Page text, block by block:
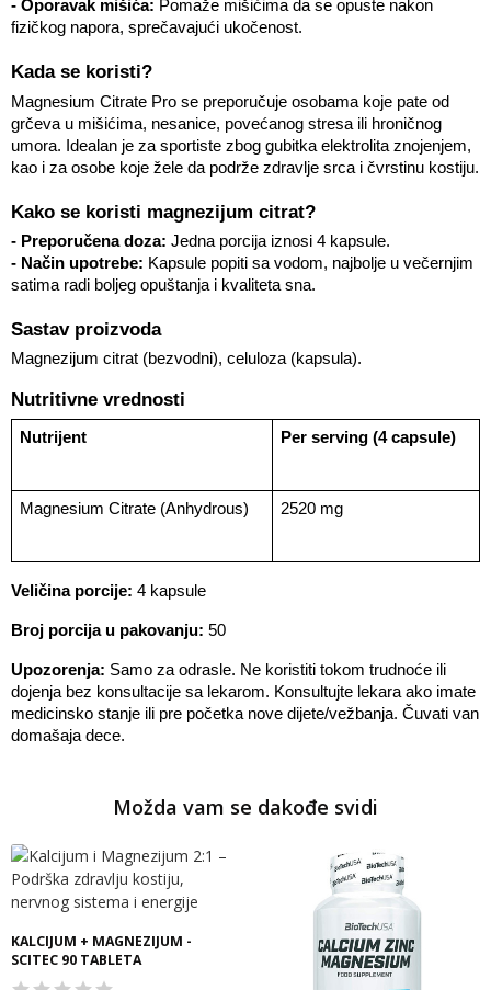
- Oporavak mišića: Pomaže mišićima da se opuste nakon
fizičkog napora, sprečavajući ukočenost.
Kada se koristi?
Magnesium Citrate Pro se preporučuje osobama koje pate od
grčeva u mišićima, nesanice, povećanog stresa ili hroničnog
umora. Idealan je za sportiste zbog gubitka elektrolita znojenjem,
kao i za osobe koje žele da podrže zdravlje srca i čvrstinu kostiju.
Kako se koristi magnezijum citrat?
- Preporučena doza: Jedna porcija iznosi 4 kapsule.
- Način upotrebe: Kapsule popiti sa vodom, najbolje u večernjim
satima radi boljeg opuštanja i kvaliteta sna.
Sastav proizvoda
Magnezijum citrat (bezvodni), celuloza (kapsula).
Nutritivne vrednosti
Nutrijent Per serving (4 capsule)
Magnesium Citrate (Anhydrous) 2520 mg
Veličina porcije: 4 kapsule
Broj porcija u pakovanju: 50
Upozorenja: Samo za odrasle. Ne koristiti tokom trudnoće ili
dojenja bez konsultacije sa lekarom. Konsultujte lekara ako imate
medicinsko stanje ili pre početka nove dijete/vežbanja. Čuvati van
domašaja dece.
Možda vam se dakođe svidi
KALCIJUM + MAGNEZIJUM -
SCITEC 90 TABLETA